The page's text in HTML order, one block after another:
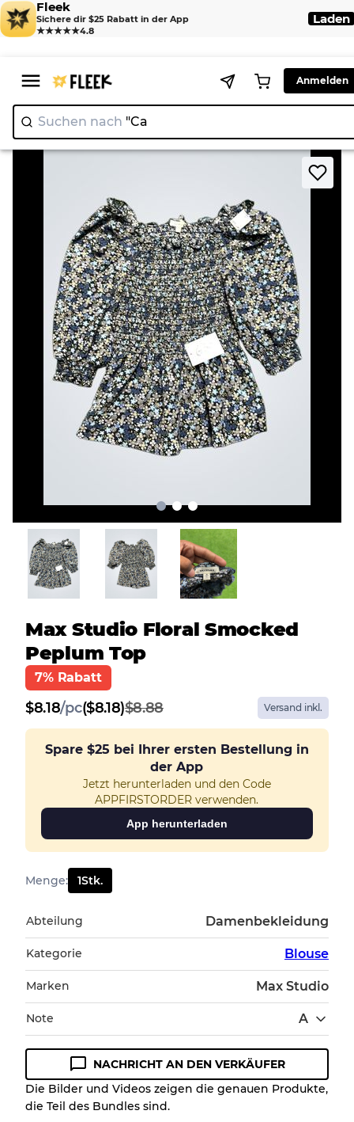
Fleek
Sichere dir $25 Rabatt in der App
★★★★★4.8
Laden
Anmelden
Suchen nach |
Home > Blouse > Max Studio Floral Smocked Peplum Top
Max Studio Floral Smocked
Peplum Top
7% Rabatt
$8.18/pc($8.18)$8.88 Versand inkl.
Spare $25 bei Ihrer ersten Bestellung in
der App
Jetzt herunterladen und den Code
APPFIRSTORDER verwenden.
App herunterladen
Menge: 1Stk.
Abteilung Damenbekleidung
Kategorie Blouse
Marken Max Studio
Note A
Zustandsrichtlinie
Alle Produkte enthalten eine Qualitätsstufe,
NACHRICHT AN DEN VERKÄUFER
Die Bilder und Videos zeigen die genauen Produkte,
die Teil des Bundles sind.